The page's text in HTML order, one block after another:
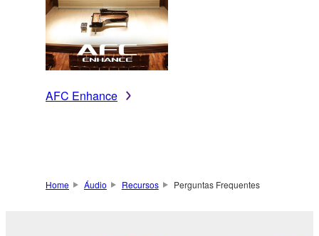
AFC Enhance
Home Áudio Recursos Perguntas Frequentes